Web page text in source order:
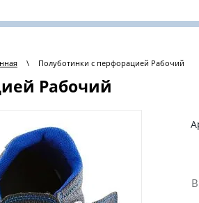
\ Полуботинки с перфорацией Рабочий
Рабочий